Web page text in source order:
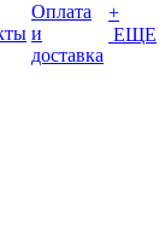
Оплата
и
доставка
+
ЕЩЕ